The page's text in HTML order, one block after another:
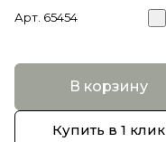
Арт. 65454
В корзину
Купить в 1 клик